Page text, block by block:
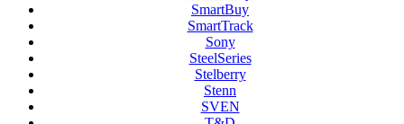
SmartBuy
SmartTrack
Sony
SteelSeries
Stelberry
Stenn
SVEN